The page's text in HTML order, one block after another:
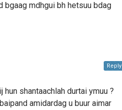
bgaag mdhgui bh hetsuu bdag
shantaachlah durtai ymuu ?
amidardag u buur aimar
Reply